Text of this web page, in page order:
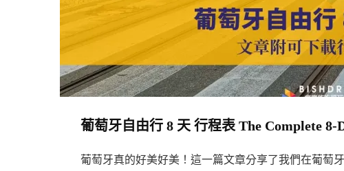
葡萄牙自由行 8 天 行程表 The Complete
葡萄牙真的好美好美！這一篇文章分享了我們在葡萄